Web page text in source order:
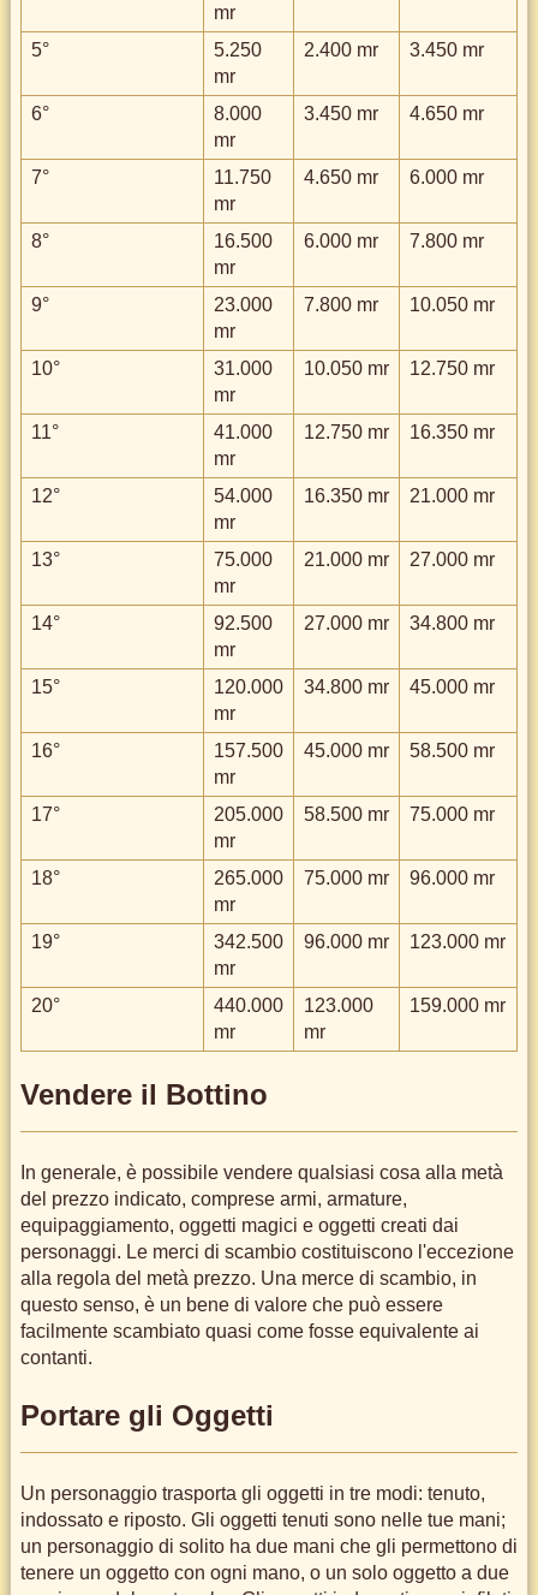
mr
5°
5.250
mr
2.400 mr 3.450 mr
6°
8.000
mr
3.450 mr 4.650 mr
7°
11.750
mr
4.650 mr 6.000 mr
8°
16.500
mr
6.000 mr 7.800 mr
9°
23.000
mr
7.800 mr 10.050 mr
10°
31.000
mr
10.050 mr 12.750 mr
11°
41.000
mr
12.750 mr 16.350 mr
12°
54.000
mr
16.350 mr 21.000 mr
13°
75.000
mr
21.000 mr 27.000 mr
14°
92.500
mr
27.000 mr 34.800 mr
15°
120.000
mr
34.800 mr 45.000 mr
16°
157.500
mr
45.000 mr 58.500 mr
17°
205.000
mr
58.500 mr 75.000 mr
18°
265.000
mr
75.000 mr 96.000 mr
19°
342.500
mr
96.000 mr 123.000 mr
20°
440.000
mr
123.000
mr
159.000 mr
Vendere il Bottino
In generale, è possibile vendere qualsiasi cosa alla metà
del prezzo indicato, comprese armi, armature,
equipaggiamento, oggetti magici e oggetti creati dai
personaggi. Le merci di scambio costituiscono l'eccezione
alla regola del metà prezzo. Una merce di scambio, in
questo senso, è un bene di valore che può essere
facilmente scambiato quasi come fosse equivalente ai
contanti.
Portare gli Oggetti
Un personaggio trasporta gli oggetti in tre modi: tenuto,
indossato e riposto. Gli oggetti tenuti sono nelle tue mani;
un personaggio di solito ha due mani che gli permettono di
tenere un oggetto con ogni mano, o un solo oggetto a due